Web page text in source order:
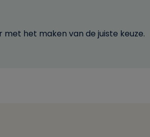
met het maken van de juiste keuze.